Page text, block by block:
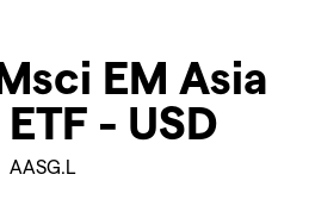
EM Asia
- USD
AASG.L